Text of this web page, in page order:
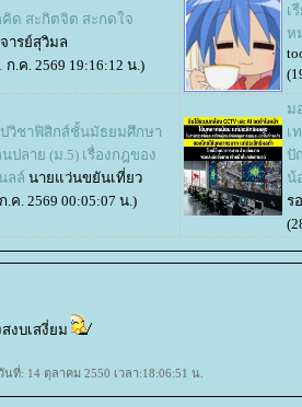
ด สะกิตจิต สะกดใจ
ารย์สุวิมล
ก.ค. 2569 19:16:12 น.)
เ
ห
วิชาฟิสิกส์ชั้นมัธยมศึกษา
ปลาย (ม.5) เรื่องกฎของ
ลล์ นายแว่นขยันเที่ยว
.ค. 2569 00:05:07 น.)
ม
เ
ปั
น้
ร
งบเสงี่ยม
นที่: 14 ตุลาคม 2550 เวลา:18:06:51 น.